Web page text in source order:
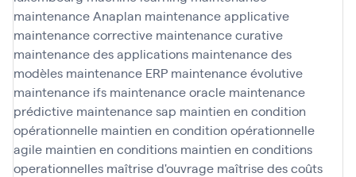
maintenance Anaplan maintenance applicative
maintenance corrective maintenance curative
maintenance des applications maintenance des
modèles maintenance ERP maintenance évolutive
maintenance ifs maintenance oracle maintenance
prédictive maintenance sap maintien en condition
opérationnelle maintien en condition opérationnelle
agile maintien en conditions maintien en conditions
operationnelles maîtrise d'ouvrage maîtrise des coûts